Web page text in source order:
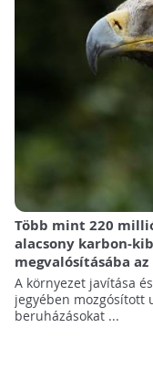
Több mint 220
alacsony karbon-
megvalósításába az
A környezet javítása
jegyében mozgósított
beruházásokat ...